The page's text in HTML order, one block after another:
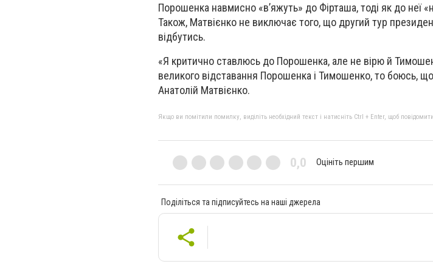
Порошенка навмисно «в’яжуть» до Фірташа, тоді як до неї
Також, Матвієнко не виключає того, що другий тур
відбутись.
«Я критично ставлюсь до Порошенка, але не вірю й
великого відставання Порошенка і Тимошенко, то боюсь,
Анатолій Матвієнко.
Якщо ви помітили помилку, виділіть необхідний текст і натисніть Ctrl + Enter, щоб
0,0 Оцініть першим
Поділіться та підписуйтесь на наші джерела